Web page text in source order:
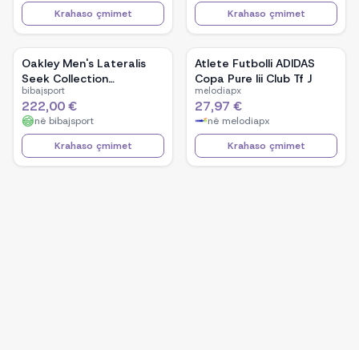
Krahaso çmimet
Krahaso çmimet
Oakley Men's Lateralis
Seek Collection
Sunglasses - Prizm
Tungsten Polarized
Lenses / Matte Moss
Frame
bibajsport
222,00 €
në bibajsport
Krahaso çmimet
Atlete Futbolli ADIDAS
Copa Pure Iii Club Tf J
melodiapx
27,97 €
në melodiapx
Krahaso çmimet